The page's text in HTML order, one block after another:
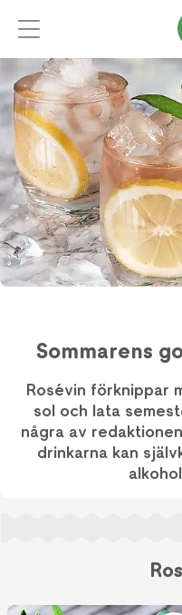
Sommarens
Rosévin förknippar
sol och lata
några av
drinkarna kan